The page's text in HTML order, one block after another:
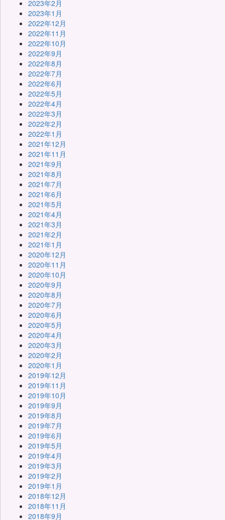
2023年2月
2023年1月
2022年12月
2022年11月
2022年10月
2022年9月
2022年8月
2022年7月
2022年6月
2022年5月
2022年4月
2022年3月
2022年2月
2022年1月
2021年12月
2021年11月
2021年9月
2021年8月
2021年7月
2021年6月
2021年5月
2021年4月
2021年3月
2021年2月
2021年1月
2020年12月
2020年11月
2020年10月
2020年9月
2020年8月
2020年7月
2020年6月
2020年5月
2020年4月
2020年3月
2020年2月
2020年1月
2019年12月
2019年11月
2019年10月
2019年9月
2019年8月
2019年7月
2019年6月
2019年5月
2019年4月
2019年3月
2019年2月
2019年1月
2018年12月
2018年11月
2018年9月